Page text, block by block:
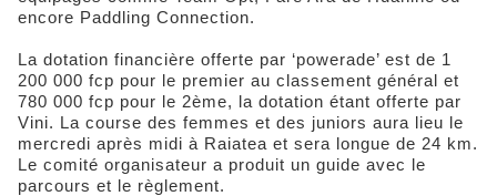
encore Paddling Connection.
La dotation financière offerte par ‘powerade’ est de 1
200 000 fcp pour le premier au classement général et
780 000 fcp pour le 2ème, la dotation étant offerte par
Vini. La course des femmes et des juniors aura lieu le
mercredi après midi à Raiatea et sera longue de 24 km.
Le comité organisateur a produit un guide avec le
parcours et le règlement.